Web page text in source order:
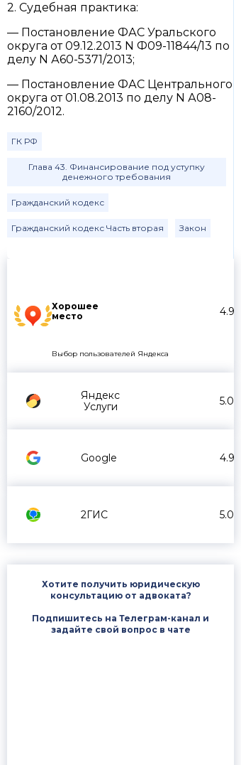
Хорошее
место
4.9
Выбор пользователей Яндекса
Яндекс
Услуги
5.0
Google 4.9
2ГИС 5.0
Хотите получить юридическую
консультацию от адвоката?
Подпишитесь на Телеграм-канал и
задайте свой вопрос в чате
2. Судебная практика:
— Постановление ФАС Уральского
округа от 09.12.2013 N Ф09-11844/13 по
делу N А60-5371/2013;
— Постановление ФАС Центрального
округа от 01.08.2013 по делу N А08-
2160/2012.
ГК РФ
Глава 43. Финансирование под уступку
денежного требования
Гражданский кодекс
Гражданский кодекс Часть вторая Закон